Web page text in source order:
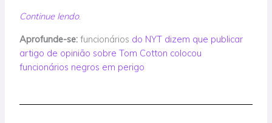
Continue lendo.
Aprofunde-se:funcionários do NYT dizem que publicar
artigo de opinião sobre Tom Cotton colocou
funcionários negros em perigo